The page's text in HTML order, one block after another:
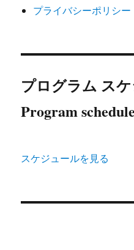
プライバシーポリシー
プログラム ス
Program schedule
スケジュールを見る